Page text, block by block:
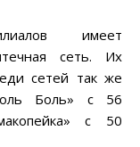
имеет
сеть. Их
сетей так же
Боль» с 56
с 50